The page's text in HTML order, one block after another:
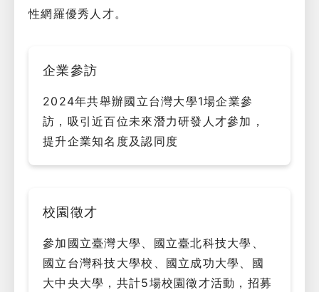
性網羅優秀人才。
企業參訪
2024年共舉辦國立台灣大學1場企業參
訪，吸引近百位未來潛力研發人才參加，
提升企業知名度及認同度
校園徵才
參加國立臺灣大學、國立臺北科技大學、
國立台灣科技大學校、國立成功大學、國
大中央大學，共計5場校園徵才活動，招募